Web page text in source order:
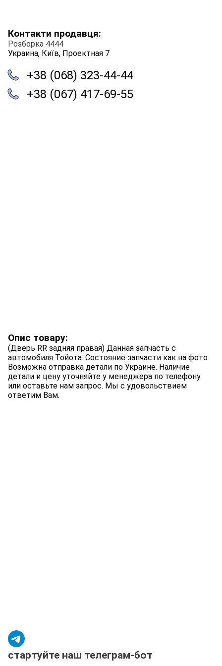
Контакти продавця:
Розборка 4444
Украина, Київ, Проектная 7
+38 (068) 323-44-44
+38 (067) 417-69-55
Опис товару:
(Дверь RR задняя правая) Данная запчасть с
автомобиля Тойота. Состояние запчасти как на фото.
Возможна отправка детали по Украине. Наличие
детали и цену уточняйте у менеджера по телефону
или оставьте нам запрос. Мы с удовольствием
ответим Вам.
стартуйте наш телеграм-бот